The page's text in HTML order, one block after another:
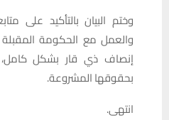
وختم البيان بالتأكيد على
والعمل مع الحكومة
إنصاف ذي قار بشكل
بحقوقها المشروعة.
انتهى.